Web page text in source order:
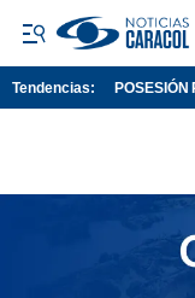
Tendencias: POSESIÓN